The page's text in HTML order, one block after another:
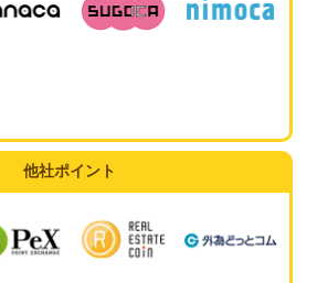
他社ポイント